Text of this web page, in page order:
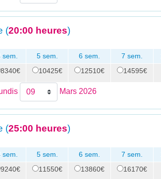
(20:00 heures)
sem. 5 sem. 6 sem. 7 sem.
8340€ 10425€ 12510€ 14595€
Mars 2026
(25:00 heures)
sem. 5 sem. 6 sem. 7 sem.
9240€ 11550€ 13860€ 16170€